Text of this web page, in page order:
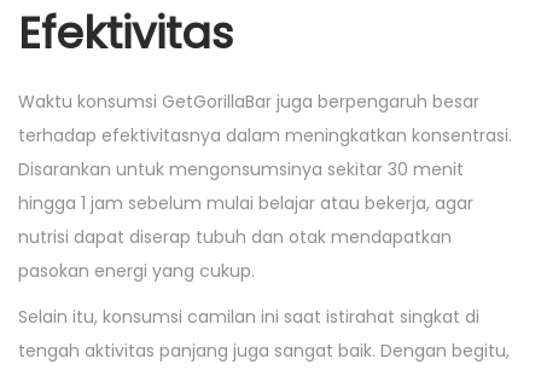
Efektivitas
Waktu konsumsi GetGorillaBar juga berpengaruh besar
terhadap efektivitasnya dalam meningkatkan konsentrasi.
Disarankan untuk mengonsumsinya sekitar 30 menit
hingga 1 jam sebelum mulai belajar atau bekerja, agar
nutrisi dapat diserap tubuh dan otak mendapatkan
pasokan energi yang cukup.
Selain itu, konsumsi camilan ini saat istirahat singkat di
tengah aktivitas panjang juga sangat baik. Dengan begitu,